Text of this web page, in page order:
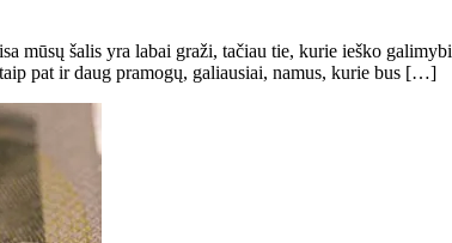
mūsų šalis yra labai graži, tačiau tie, kurie ieško
pat ir daug pramogų, galiausiai, namus, kurie bus […]